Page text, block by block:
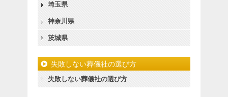
埼玉県
神奈川県
茨城県
失敗しない葬儀社の選び方
失敗しない葬儀社の選び方